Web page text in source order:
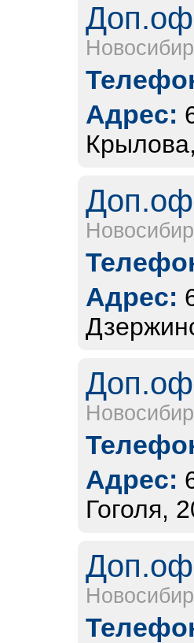
Адрес:
Адрес:
Адрес:
Гоголя,